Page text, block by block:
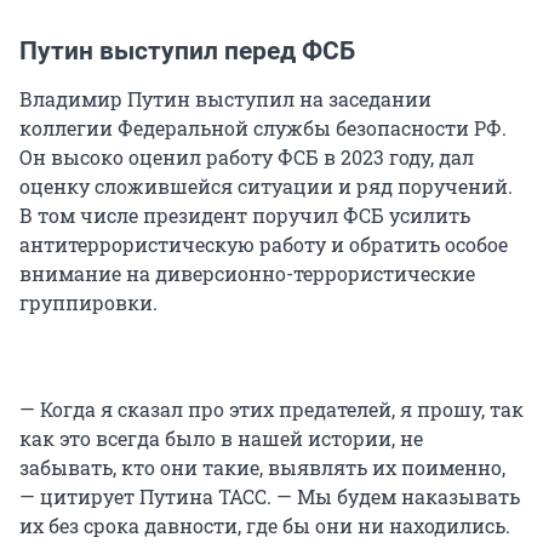
Путин выступил перед ФСБ
Владимир Путин выступил на заседании
коллегии Федеральной службы безопасности РФ.
Он высоко оценил работу ФСБ в 2023 году, дал
оценку сложившейся ситуации и ряд поручений.
В том числе президент поручил ФСБ усилить
антитеррористическую работу и обратить особое
внимание на диверсионно-террористические
группировки.
— Когда я сказал про этих предателей, я прошу, так
как это всегда было в нашей истории, не
забывать, кто они такие, выявлять их поименно,
— цитирует Путина ТАСС. — Мы будем наказывать
их без срока давности, где бы они ни находились.